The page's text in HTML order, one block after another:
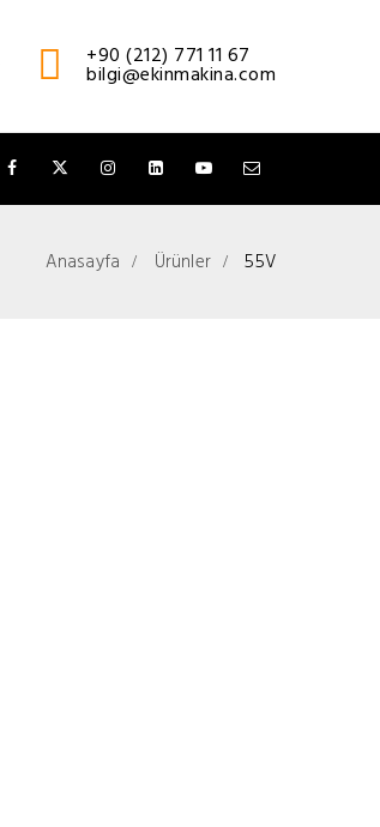
+90 (212) 771 11 67
bilgi@ekinmakina.com
Anasayfa Ürünler 55V